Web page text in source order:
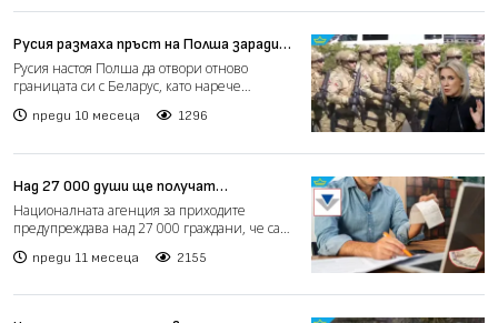
Русия размаха пръст на Полша заради
затворената граница с Беларус
Русия настоя Полша да отвори отново
границата си с Беларус, като нарече
преди 10 месеца 1296
Над 27 000 души ще получат
"честитка" от НАП за недекларирани
доходи
Националната агенция за приходите
предупреждава над 27 000 граждани, че са
преди 11 месеца 2155